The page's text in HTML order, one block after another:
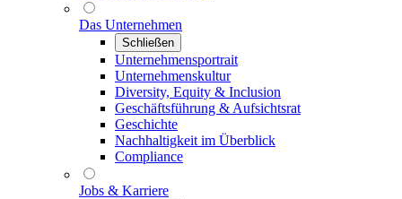
Das Unternehmen
Schließen
Unternehmensportrait
Unternehmenskultur
Diversity, Equity & Inclusion
Geschäftsführung & Aufsichtsrat
Geschichte
Nachhaltigkeit im Überblick
Compliance
Jobs & Karriere